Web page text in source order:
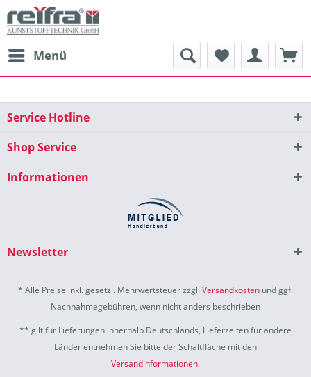
Menü
Service Hotline
Shop Service
Informationen
Newsletter
* Alle Preise inkl. gesetzl. Mehrwertsteuer zzgl.Versandkosten und ggf.
Nachnahmegebühren, wenn nicht anders beschrieben
** gilt für Lieferungen innerhalb Deutschlands, Lieferzeiten für andere
Länder entnehmen Sie bitte der Schaltfläche mit den
Versandinformationen.